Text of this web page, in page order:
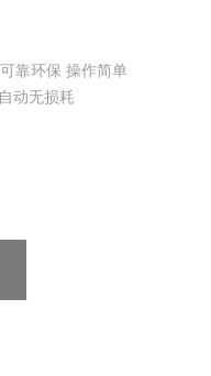
靠环保 操作简单
动无损耗